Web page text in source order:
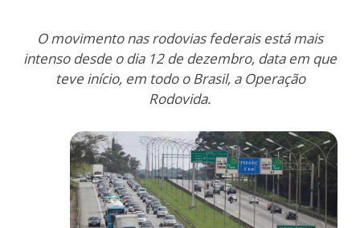
O movimento nas rodovias federais está mais
intenso desde o dia 12 de dezembro, data em que
teve início, em todo o Brasil, a Operação
Rodovida.